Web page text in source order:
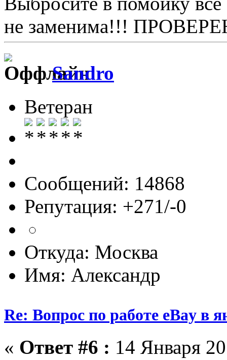
не заменима!!!
Sandro
Ветеран
Сообщений: 14868
Репутация: +271/-0
Откуда: Москва
Имя: Александр
Re: Вопрос по работе eBay в
« Ответ #6 : 14 Января